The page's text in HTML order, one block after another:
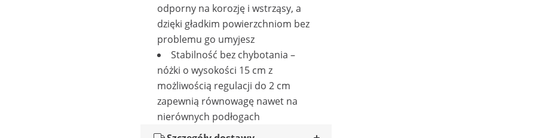
odporny na korozję i wstrząsy, a
dzięki gładkim powierzchniom bez
problemu go umyjesz
Stabilność bez chybotania –
nóżki o wysokości 15 cm z
możliwością regulacji do 2 cm
zapewnią równowagę nawet na
nierównych podłogach